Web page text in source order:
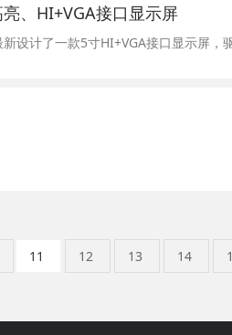
、HI+VGA接口显示屏
11 12 13 14